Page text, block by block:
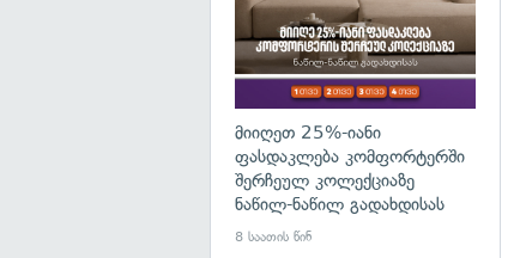
მიიღეთ 25%-იანი
ფასდაკლება კომფორტერში
შერჩეულ კოლექციაზე
ნაწილ-ნაწილ გადახდისას
8 საათის წინ